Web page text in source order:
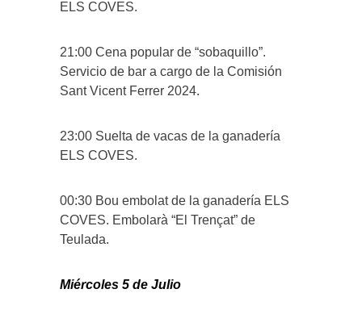
ELS COVES.
21:00 Cena popular de “sobaquillo”.
Servicio de bar a cargo de la Comisión
Sant Vicent Ferrer 2024.
23:00 Suelta de vacas de la ganadería
ELS COVES.
00:30 Bou embolat de la ganadería ELS
COVES. Embolarà “El Trençat” de
Teulada.
Miércoles 5 de Julio